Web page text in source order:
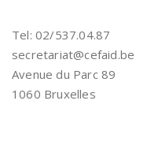
Tel: 02/537.04.87
secretariat@cefaid.be
Avenue du Parc 89
1060 Bruxelles